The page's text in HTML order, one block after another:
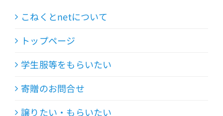
こねくとnetについて
トップページ
学生服等をもらいたい
寄贈のお問合せ
譲りたい・もらいたい